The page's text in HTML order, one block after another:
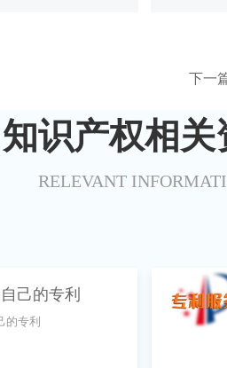
下一
知识产权相关
RELEVANT
己的专利
的专利